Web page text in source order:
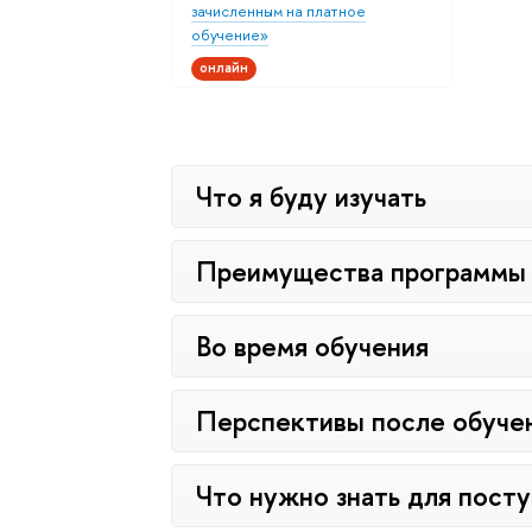
зачисленным на платное
обучение»
онлайн
Что я буду изучать
Преимущества программы
Во время обучения
Перспективы после
Что нужно знать для